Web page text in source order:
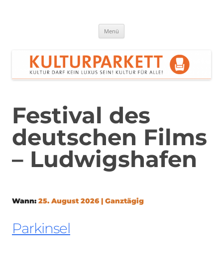
Menü
Festival des
deutschen Films
– Ludwigshafen
Wann: 25. August 2026 | Ganztägig
Parkinsel